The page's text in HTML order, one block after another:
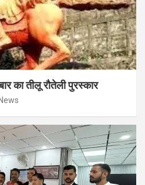
का तीलू रौतेली पुरस्कार